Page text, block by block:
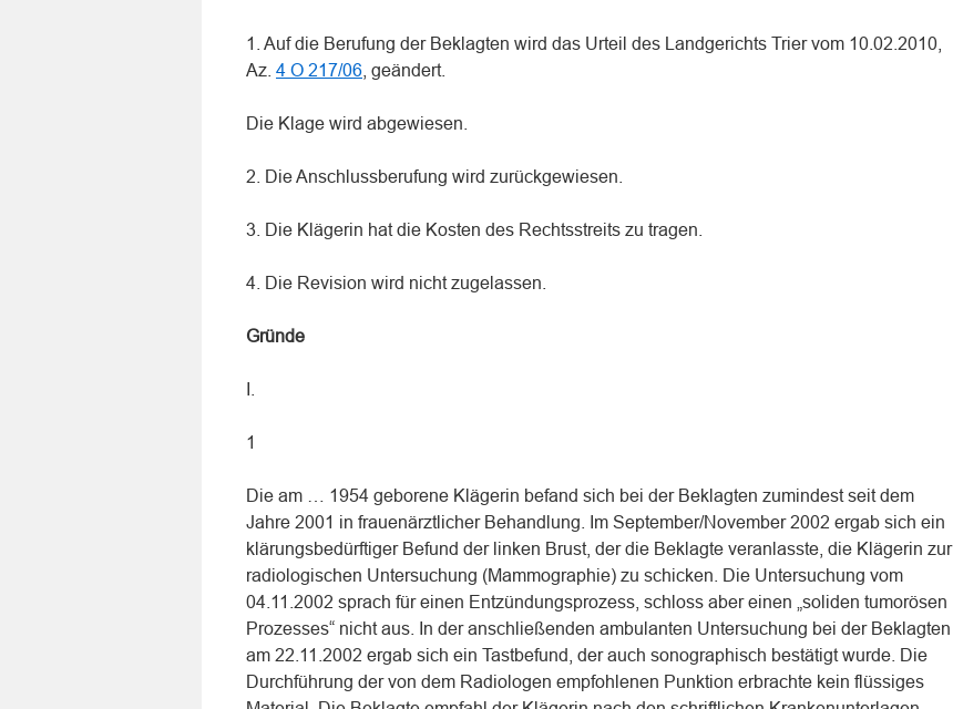
1. Auf die Berufung der Beklagten wird das Urteil des Landgerichts Trier vom 10.02.2010,
Az. 4 O 217/06 , geändert.
Die Klage wird abgewiesen.
2. Die Anschlussberufung wird zurückgewiesen.
3. Die Klägerin hat die Kosten des Rechtsstreits zu tragen.
4. Die Revision wird nicht zugelassen.
Gründe
1
Die am … 1954 geborene Klägerin befand sich bei der Beklagten zumindest seit dem
Jahre 2001 in frauenärztlicher Behandlung. Im September/November 2002 ergab sich ein
klärungsbedürftiger Befund der linken Brust, der die Beklagte veranlasste, die Klägerin zur
radiologischen Untersuchung (Mammographie) zu schicken. Die Untersuchung vom
04.11.2002 sprach für einen Entzündungsprozess, schloss aber einen „soliden tumorösen
Prozesses“ nicht aus. In der anschließenden ambulanten Untersuchung bei der Beklagten
am 22.11.2002 ergab sich ein Tastbefund, der auch sonographisch bestätigt wurde. Die
Durchführung der von dem Radiologen empfohlenen Punktion erbrachte kein flüssiges